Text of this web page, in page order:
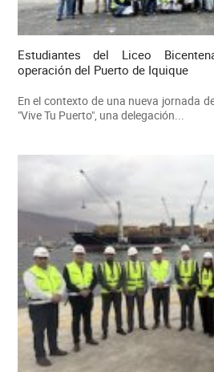
Estudiantes del Liceo
operación del Puerto de Iquique
En el contexto de una nueva jornada
"Vive Tu Puerto", una delegación...